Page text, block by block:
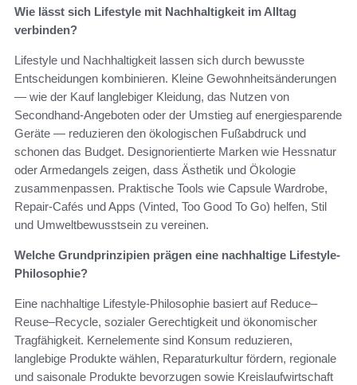
Wie lässt sich Lifestyle mit Nachhaltigkeit im Alltag
verbinden?
Lifestyle und Nachhaltigkeit lassen sich durch bewusste
Entscheidungen kombinieren. Kleine Gewohnheitsänderungen
— wie der Kauf langlebiger Kleidung, das Nutzen von
Secondhand-Angeboten oder der Umstieg auf energiesparende
Geräte — reduzieren den ökologischen Fußabdruck und
schonen das Budget. Designorientierte Marken wie Hessnatur
oder Armedangels zeigen, dass Ästhetik und Ökologie
zusammenpassen. Praktische Tools wie Capsule Wardrobe,
Repair‑Cafés und Apps (Vinted, Too Good To Go) helfen, Stil
und Umweltbewusstsein zu vereinen.
Welche Grundprinzipien prägen eine nachhaltige Lifestyle-
Philosophie?
Eine nachhaltige Lifestyle-Philosophie basiert auf Reduce–
Reuse–Recycle, sozialer Gerechtigkeit und ökonomischer
Tragfähigkeit. Kernelemente sind Konsum reduzieren,
langlebige Produkte wählen, Reparaturkultur fördern, regionale
und saisonale Produkte bevorzugen sowie Kreislaufwirtschaft